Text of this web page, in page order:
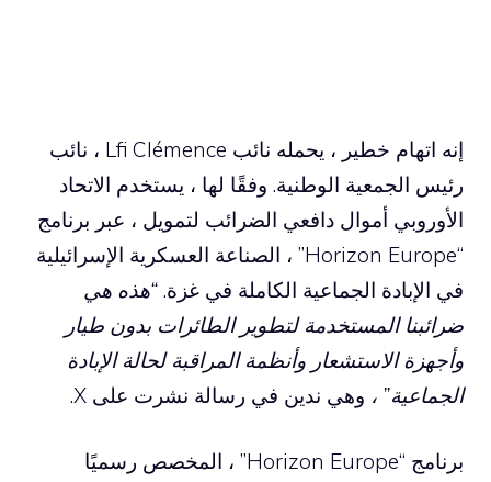
إنه اتهام خطير ، يحمله نائب Lfi Clémence ، نائب
رئيس الجمعية الوطنية. وفقًا لها ، يستخدم الاتحاد
الأوروبي أموال دافعي الضرائب لتمويل ، عبر برنامج
“Horizon Europe” ، الصناعة العسكرية الإسرائيلية
في الإبادة الجماعية الكاملة في غزة. “هذه هي
ضرائبنا المستخدمة لتطوير الطائرات بدون طيار
وأجهزة الاستشعار وأنظمة المراقبة لحالة الإبادة
الجماعية” ، وهي ندين في رسالة نشرت على X.
برنامج “Horizon Europe” ، المخصص رسميًا